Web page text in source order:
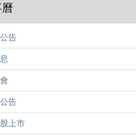
告
告
上市